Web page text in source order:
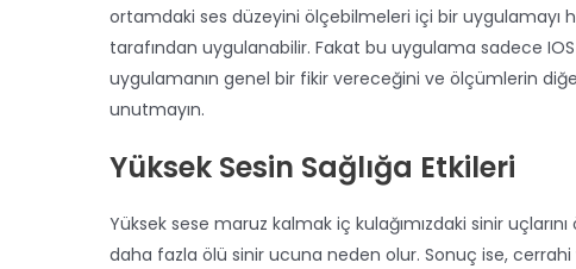
ortamdaki ses düzeyini ölçebilmeleri içi bir uygulamayı
tarafından uygulanabilir. Fakat bu uygulama sadece
uygulamanın genel bir fikir vereceğini ve ölçümlerin
unutmayın.
Yüksek Sesin Sağlığa Etkileri
Yüksek sese maruz kalmak iç kulağımızdaki sinir
daha fazla ölü sinir ucuna neden olur. Sonuç ise, cerrahi